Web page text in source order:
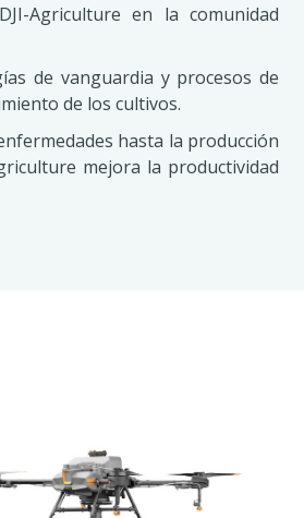
Agriculture en la comunidad
de vanguardia y procesos de
de los cultivos.
hasta la producción
mejora la productividad